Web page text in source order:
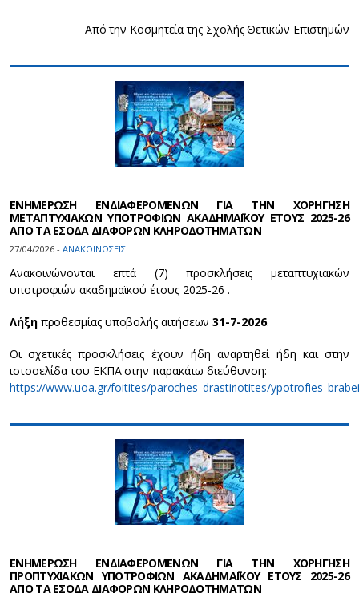
Από την Κοσμητεία της Σχολής Θετικών Επιστημών
ΕΝΗΜΕΡΩΣΗ ΕΝΔΙΑΦΕΡΟΜΕΝΩΝ ΓΙΑ ΤΗΝ ΧΟΡΗΓΗΣΗ
ΜΕΤΑΠΤΥΧΙΑΚΩΝ ΥΠΟΤΡΟΦΙΩΝ ΑΚΑΔΗΜΑΪΚΟΥ ΕΤΟΥΣ 2025-26
ΑΠΟ ΤΑ ΕΣΟΔΑ ΔΙΑΦΟΡΩΝ ΚΛΗΡΟΔΟΤΗΜΑΤΩΝ
27/04/2026 - ΑΝΑΚΟΙΝΩΣΕΙΣ
Ανακοινώνονται επτά (7) προσκλήσεις μεταπτυχιακών
υποτροφιών ακαδημαϊκού έτους 2025-26 .
Λήξη προθεσμίας υποβολής αιτήσεων31-7-2026.
Οι σχετικές προσκλήσεις έχουν ήδη αναρτηθεί ήδη και στην
ιστοσελίδα του ΕΚΠΑ στην παρακάτω διεύθυνση:
https://www.uoa.gr/foitites/paroches_drastiriotites/
ΕΝΗΜΕΡΩΣΗ ΕΝΔΙΑΦΕΡΟΜΕΝΩΝ ΓΙΑ ΤΗΝ ΧΟΡΗΓΗΣΗ
ΠΡΟΠΤΥΧΙΑΚΩΝ ΥΠΟΤΡΟΦΙΩΝ ΑΚΑΔΗΜΑΪΚΟΥ ΕΤΟΥΣ 2025-26
ΑΠΟ ΤΑ ΕΣΟΔΑ ΔΙΑΦΟΡΩΝ ΚΛΗΡΟΔΟΤΗΜΑΤΩΝ